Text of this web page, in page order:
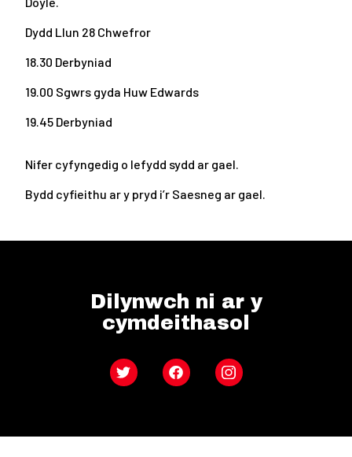
Dydd Llun 28 Chwefror
18.30 Derbyniad
19.00 Sgwrs gyda Huw Edwards
19.45 Derbyniad
Nifer cyfyngedig o lefydd sydd ar gael.
Bydd cyfieithu ar y pryd i’r Saesneg ar gael.
Dilynwch ni ar y
cymdeithasol
Twitter FacebookInstagram